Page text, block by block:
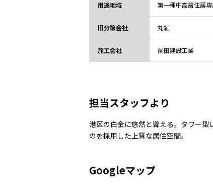
用途地域 第一種中高層住居
旧分譲会社 丸紅
施工会社 前田建設工業
担当スタッフより
港区の白金に悠然と聳える。タワー
のを採用した上質な居住空間。
Googleマップ